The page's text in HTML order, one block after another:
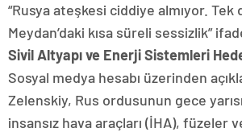
“Rusya ateşkesi ciddiye almıyor. Tek
Meydan’daki kısa süreli sessizlik”
Sivil Altyapı ve Enerji Sistemleri
Sosyal medya hesabı üzerinden
Zelenskiy, Rus ordusunun gece
insansız hava araçları (İHA), füzeler